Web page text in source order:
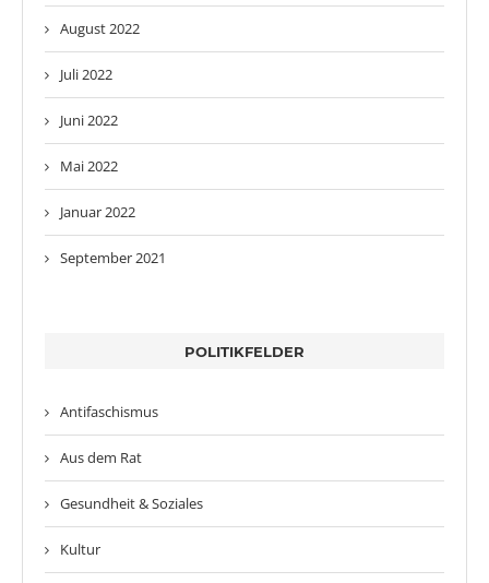
August 2022
Juli 2022
Juni 2022
Mai 2022
Januar 2022
September 2021
POLITIKFELDER
Antifaschismus
Aus dem Rat
Gesundheit & Soziales
Kultur